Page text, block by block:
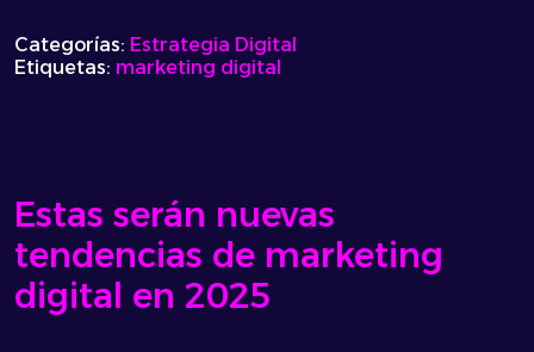
Categorías: Estrategia Digital
Etiquetas: marketing digital
Estas serán nuevas
tendencias de marketing
digital en 2025